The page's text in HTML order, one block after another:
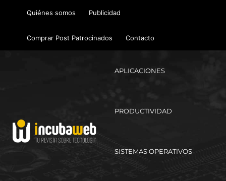
Quiénes somos Publicidad
Comprar Post Patrocinados Contacto
APLICACIONES
PRODUCTIVIDAD
SISTEMAS OPERATIVOS